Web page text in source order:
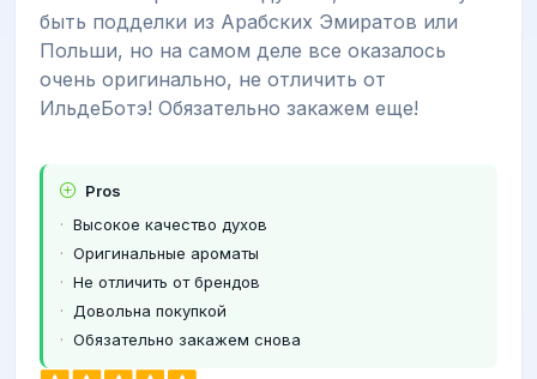
быть подделки из Арабских Эмиратов или
Польши, но на самом деле все оказалось
очень оригинально, не отличить от
ИльдеБотэ! Обязательно закажем еще!
Pros
Высокое качество духов
Оригинальные ароматы
Не отличить от брендов
Довольна покупкой
Обязательно закажем снова